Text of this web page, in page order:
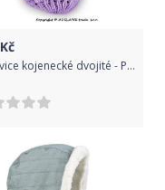
Kč
Rukavice kojenecké dvojité - PLETENINA fialové - vel.0-6měs.